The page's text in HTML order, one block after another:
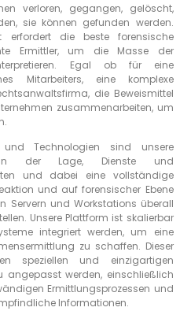
verloren, gegangen, gelöscht,
sie können gefunden werden.
erfordert die beste forensische
Ermittler, um die Masse der
Egal ob für eine
Mitarbeiters, eine komplexe
die Beweismittel
zusammenarbeiten, um
Technologien sind unsere
in der Lage, Dienste und
und dabei eine vollständige
und auf forensischer Ebene
Servern und Workstations überall
Unsere Plattform ist skalierbar
integriert werden, um eine
zu schaffen. Dieser
speziellen und einzigartigen
angepasst werden, einschließlich
Ermittlungsprozessen und
Informationen.